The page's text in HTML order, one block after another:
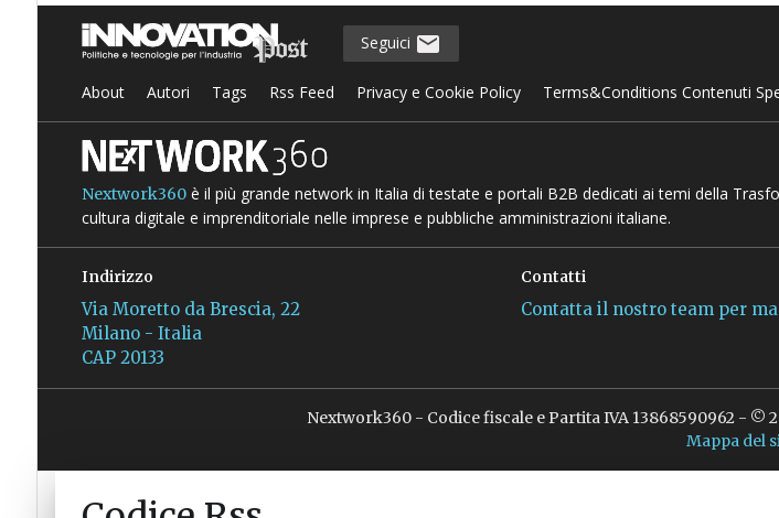
Seguici
About Autori Tags Rss Feed Privacy e Cookie Policy Terms&Conditions Contenuti
Nextwork360è il più grande network in Italia di testate e portali B2B dedicati ai temi della
cultura digitale e imprenditoriale nelle imprese e pubbliche amministrazioni italiane.
Indirizzo
Via Moretto da Brescia, 22
Milano - Italia
CAP 20133
Contatti
Contatta il nostro team per
Nextwork360 - Codice fiscale e Partita IVA 13868590962 - ©
Mappa del